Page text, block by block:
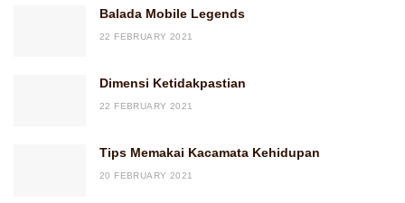
Balada Mobile Legends
22 FEBRUARY 2021
Dimensi Ketidakpastian
22 FEBRUARY 2021
Tips Memakai Kacamata Kehidupan
20 FEBRUARY 2021